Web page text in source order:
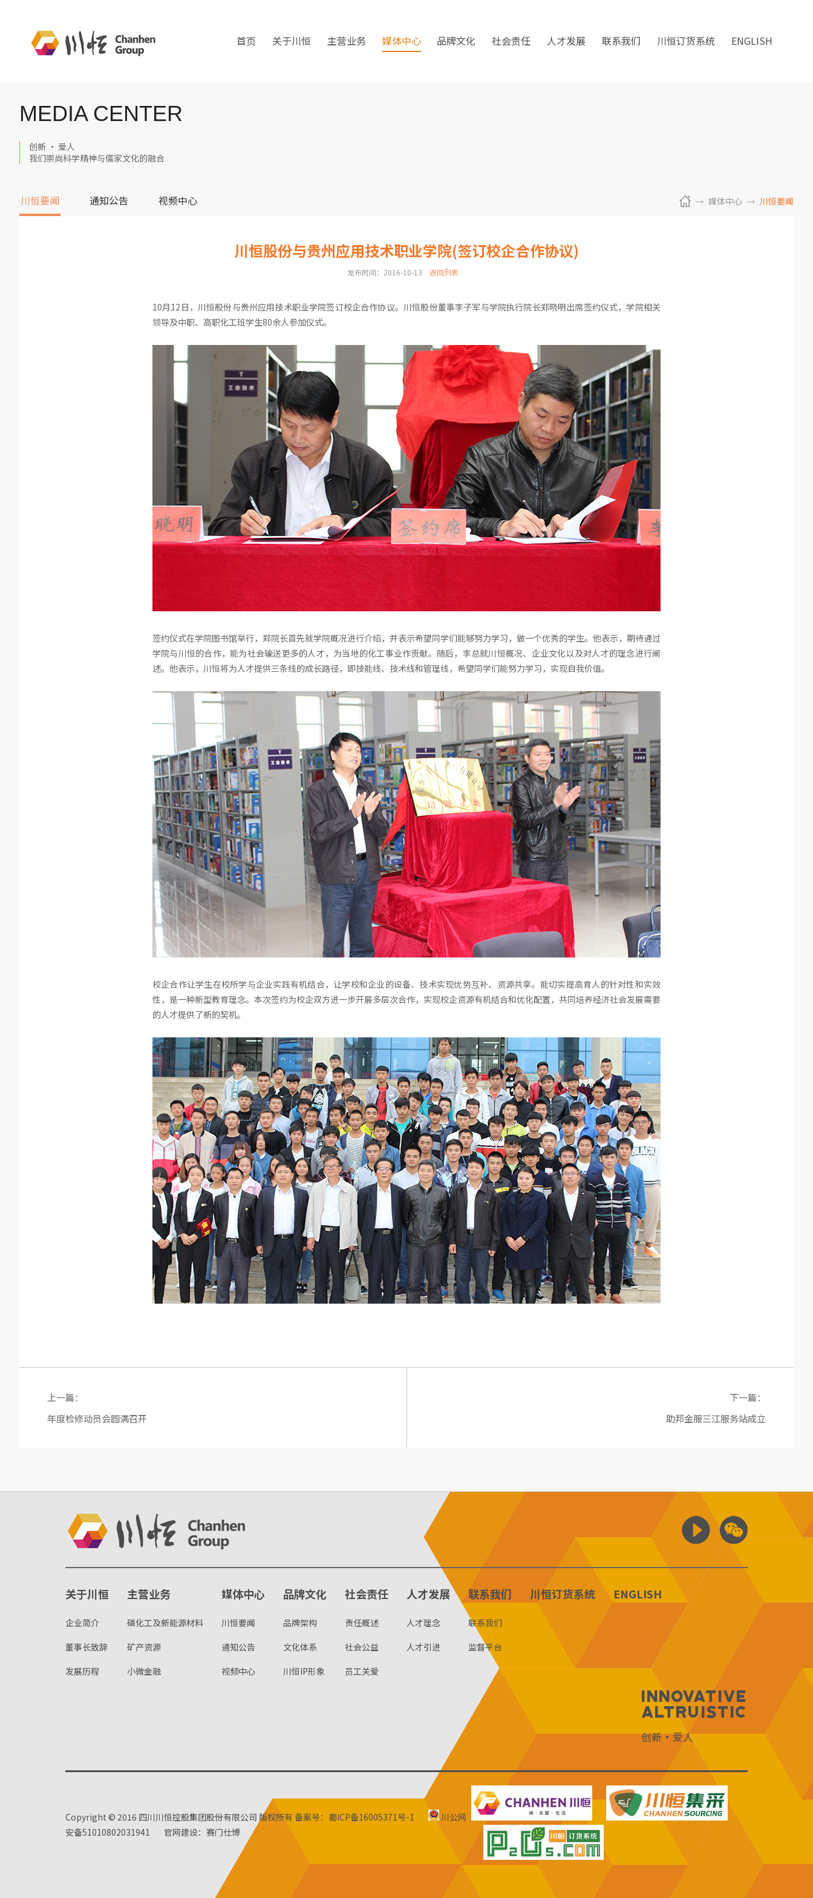
首页 关于川恒 主营业务 媒体中心 品牌文化 社会责任 人才发展 联系我们 川恒订货系统 ENGLISH
MEDIA CENTER
创新 · 爱人
我们崇尚科学精神与儒家文化的融合
川恒要闻 通知公告 视频中心 媒体中心 川恒要闻
川恒股份与贵州应用技术职业学院(签订校企合作协议)
发布时间：2016-10-13 返回列表
10月12日，川恒股份与贵州应用技术职业学院签订校企合作协议。川恒股份董事李子军与学院执行院长郑晓明出席签约仪式，学院相关
领导及中职、高职化工班学生80余人参加仪式。
签约仪式在学院图书馆举行，郑院长首先就学院概况进行介绍，并表示希望同学们能够努力学习，做一个优秀的学生。他表示，期待通过
学院与川恒的合作，能为社会输送更多的人才，为当地的化工事业作贡献。随后，李总就川恒概况、企业文化以及对人才的理念进行阐
述。他表示，川恒将为人才提供三条线的成长路径，即技能线、技术线和管理线，希望同学们能努力学习，实现自我价值。
校企合作让学生在校所学与企业实践有机结合，让学校和企业的设备、技术实现优势互补、资源共享。能切实提高育人的针对性和实效
性，是一种新型教育理念。本次签约为校企双方进一步开展多层次合作，实现校企资源有机结合和优化配置，共同培养经济社会发展需要
的人才提供了新的契机。
上一篇：
年度检修动员会圆满召开
下一篇：
助邦金服三江服务站成立
关于川恒
企业简介
董事长致辞
发展历程
主营业务
磷化工及新能源材料
矿产资源
小微金融
媒体中心
川恒要闻
通知公告
视频中心
品牌文化
品牌架构
文化体系
川恒IP形象
社会责任
责任概述
社会公益
员工关爱
人才发展
人才理念
人才引进
联系我们
联系我们
监督平台
川恒订货系统 ENGLISH
Innovative
Altruistic
创新·爱人
Copyright © 2016 四川川恒控股集团股份有限公司 版权所有 备案号：蜀ICP备16005371号-1
川公网
安备51010802031941
官网建设：赛门仕博